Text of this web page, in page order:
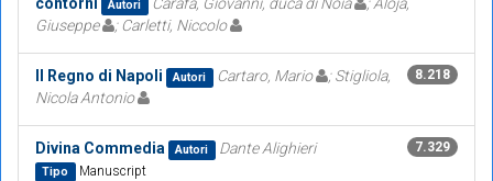
Autori
Giuseppe
; Carletti, Niccolo
8.218
Il Regno di Napoli Autori Cartaro, Mario
; Stigliola,
Nicola Antonio
7.329
Divina Commedia Autori Dante Alighieri
Tipo Manuscript